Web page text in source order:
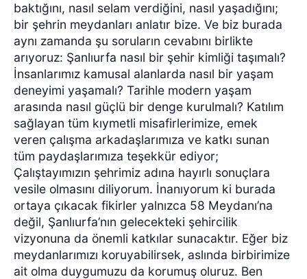
baktığını, nasıl selam verdiğini, nasıl yaşadığını;
bir şehrin meydanları anlatır bize. Ve biz burada
aynı zamanda şu soruların cevabını birlikte
arıyoruz: Şanlıurfa nasıl bir şehir kimliği taşımalı?
İnsanlarımız kamusal alanlarda nasıl bir yaşam
deneyimi yaşamalı? Tarihle modern yaşam
arasında nasıl güçlü bir denge kurulmalı? Katılım
sağlayan tüm kıymetli misafirlerimize, emek
veren çalışma arkadaşlarımıza ve katkı sunan
tüm paydaşlarımıza teşekkür ediyor;
Çalıştayımızın şehrimiz adına hayırlı sonuçlara
vesile olmasını diliyorum. İnanıyorum ki burada
ortaya çıkacak fikirler yalnızca 58 Meydanı’na
değil, Şanlıurfa’nın gelecekteki şehircilik
vizyonuna da önemli katkılar sunacaktır. Eğer biz
meydanlarımızı koruyabilirsek, aslında birbirimize
ait olma duygumuzu da korumuş oluruz. Ben